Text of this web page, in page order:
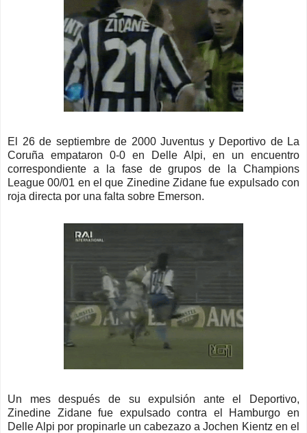
El 26 de septiembre de 2000 Juventus y Deportivo de La
Coruña empataron 0-0 en Delle Alpi, en un encuentro
correspondiente a la fase de grupos de la Champions
League 00/01 en el que Zinedine Zidane fue expulsado con
roja directa por una falta sobre Emerson.
Un mes después de su expulsión ante el Deportivo,
Zinedine Zidane fue expulsado contra el Hamburgo en
Delle Alpi por propinarle un cabezazo a Jochen Kientz en el